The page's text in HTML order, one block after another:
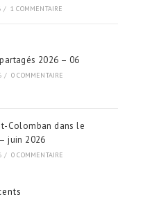
/ 1 COMMENTAIRE
2026 – 06
/ 0 COMMENTAIRE
Colomban dans le
juin 2026
/ 0 COMMENTAIRE